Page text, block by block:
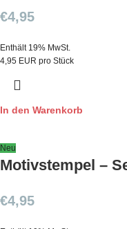
€4,95
Enthält 19% MwSt.
4,95 EUR pro Stück
In den Warenkorb
Neu
Motivstempel –
€4,95